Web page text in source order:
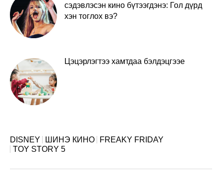
сэдэвлэсэн кино бүтээгдэнэ: Гол дүрд
хэн тоглох вэ?
Цэцэрлэгтээ хамтдаа бэлдэцгээе
DISNEY ШИНЭ КИНО
FREAKY FRIDAY
TOY STORY 5